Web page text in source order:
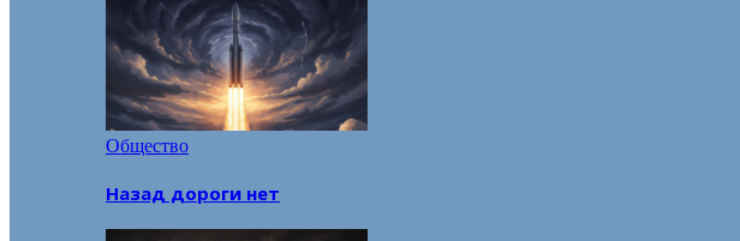
Общество
Назад дороги нет